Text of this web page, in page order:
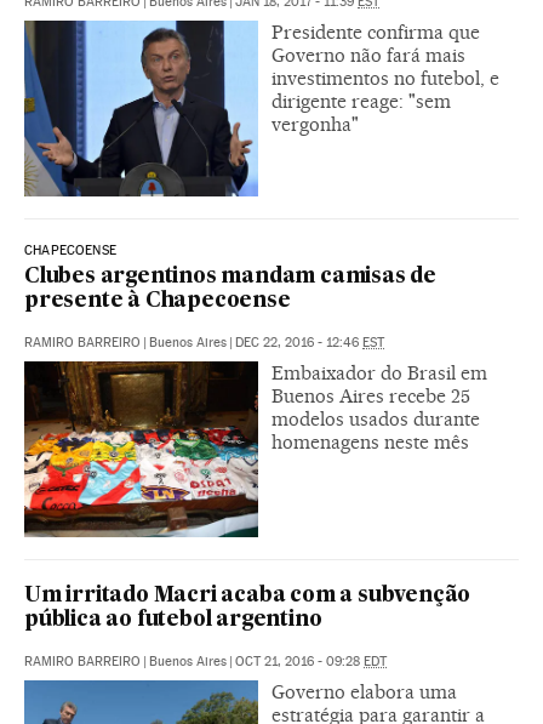
Presidente confirma que
Governo não fará mais
investimentos no futebol, e
dirigente reage: "sem
vergonha"
CHAPECOENSE
Clubes argentinos mandam camisas de
presente à Chapecoense
RAMIRO BARREIRO | Buenos Aires | DEC 22, 2016 - 12:46 EST
Embaixador do Brasil em
Buenos Aires recebe 25
modelos usados durante
homenagens neste mês
Um irritado Macri acaba com a subvenção
pública ao futebol argentino
RAMIRO BARREIRO | Buenos Aires | OCT 21, 2016 - 09:28 EDT
Governo elabora uma
estratégia para garantir a